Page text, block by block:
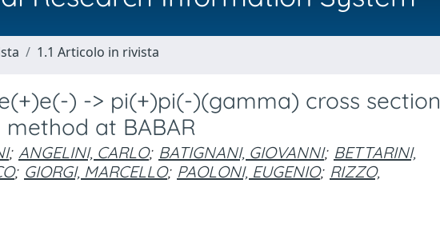
1.1 Articolo in rivista
) -> pi(+)pi(-)(gamma) cross section
at BABAR
; ANGELINI, CARLO; BATIGNANI, GIOVANNI; BETTARINI,
; GIORGI, MARCELLO; PAOLONI, EUGENIO; RIZZO,